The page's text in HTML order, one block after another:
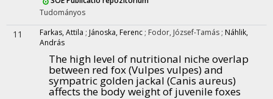
Tudományos
11 Farkas, Attila ; Jánoska, Ferenc ; Fodor, József-Tamás ; Náhlik,
András
The high level of nutritional niche overlap
between red fox (Vulpes vulpes) and
sympatric golden jackal (Canis aureus)
affects the body weight of juvenile foxes